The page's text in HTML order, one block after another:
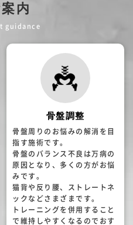
内
guidance
骨盤調整
骨盤周りのお悩みの解消を目
指す施術です。
骨盤のバランス不良は万病の
原因となり、多くの方がお悩
みです。
猫背や反り腰、ストレートネ
ックなどさまざまです。
トレーニングを併用すること
で維持しやすくなるのでおす